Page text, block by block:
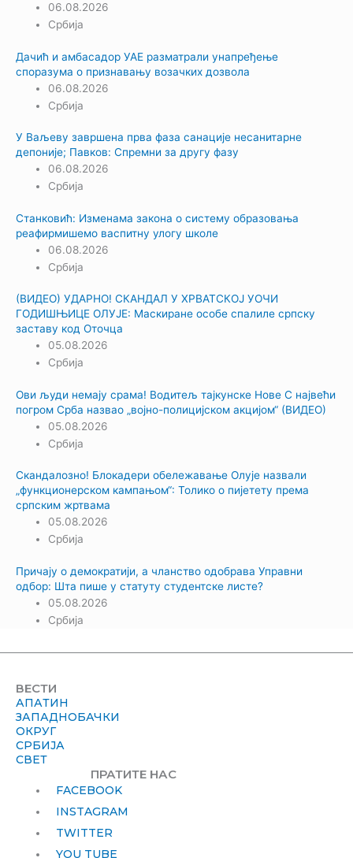
06.08.2026
Србија
Дачић и амбасадор УАЕ разматрали унапређење
споразума о признавању возачких дозвола
06.08.2026
Србија
У Ваљеву завршена прва фаза санације несанитарне
депоније; Павков: Спремни за другу фазу
06.08.2026
Србија
Станковић: Изменама закона о систему образовања
реафирмишемо васпитну улогу школе
06.08.2026
Србија
(ВИДЕО) УДАРНО! СКАНДАЛ У ХРВАТСКОЈ УОЧИ
ГОДИШЊИЦЕ ОЛУЈЕ: Маскиране особе спалиле српску
заставу код Оточца
05.08.2026
Србија
Ови људи немају срама! Водитељ тајкунске Нове С највећи
погром Срба назвао „војно-полицијском акцијом“ (ВИДЕО)
05.08.2026
Србија
Скандалозно! Блокадери обележавање Олује назвали
„функционерском кампањом“: Толико о пијетету према
српским жртвама
05.08.2026
Србија
Причају о демократији, а чланство одобрава Управни
одбор: Шта пише у статуту студентске листе?
05.08.2026
Србија
ВЕСТИ
АПАТИН
ЗАПАДНОБАЧКИ
ОКРУГ
СРБИЈА
СВЕТ
ПРАТИТЕ НАС
FACEBOOK
INSTAGRAM
TWITTER
YOU TUBE